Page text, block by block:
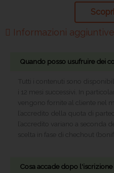
Informazioni
Quando posso usufruire dei
Tutti i contenuti sono
i 12 mesi successivi. In
vengono fornite al cliente nel
l’accredito della quota di
l’accredito variano a seconda
scelta in fase di chechout
Cosa accade dopo l'iscrizione